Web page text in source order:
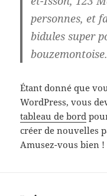
personnes, et
bidules super
bouzemontoise.
Étant donné que
WordPress, vous
tableau de bord
créer de nouvelles
Amusez-vous bien !